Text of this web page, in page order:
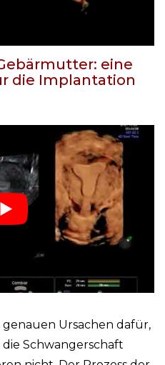
eine
die Implantation
Ursachen dafür,
Schwangerschaft